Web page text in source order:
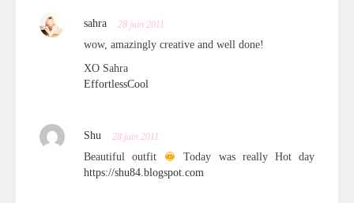
sahra 28 juin 2011
wow, amazingly creative and well done!
XO Sahra
EffortlessCool
Shu 28 juin 2011
Beautiful outfit
Today was really Hot day
https://shu84.blogspot.com